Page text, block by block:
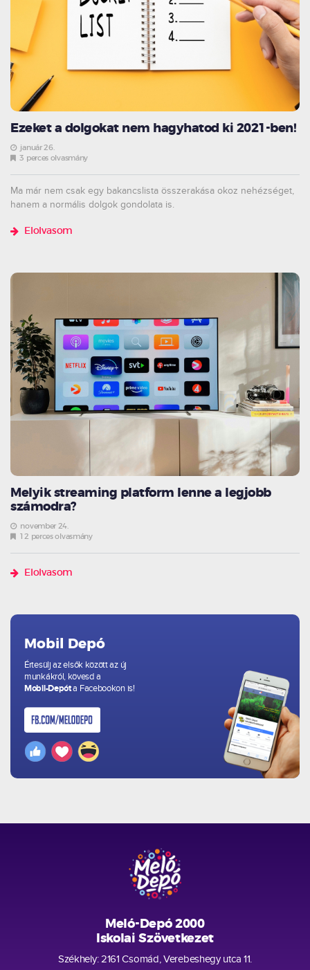
Ezeket a dolgokat nem hagyhatod ki 2021-ben!
január 26.
3 perces olvasmány
Ma már nem csak egy bakancslista összerakása okoz nehézséget,
hanem a normális dolgok gondolata is.
Elolvasom
Melyik streaming platform lenne a legjobb
számodra?
november 24.
12 perces olvasmány
Elolvasom
Mobil Depó
Értesülj az elsők között az új
munkákról, kövesd a
Mobil-Depóta Facebookon is!
Meló-Depó 2000
Iskolai Szövetkezet
Székhely: 2161 Csomád, Verebeshegy utca 11.